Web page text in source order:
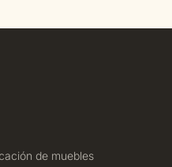
de muebles